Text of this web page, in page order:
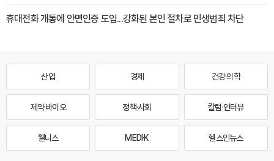
휴대전화 개통에 안면인증 도입...강화된 본인 절차로 민생범죄 차단
산업 경제 건강·의학
제약·바이오 정책·사회 칼럼·인터뷰
웰니스 MEDI·K 헬스인뉴스